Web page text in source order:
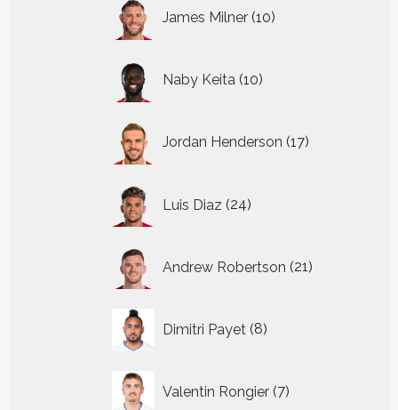
James Milner 10
producten
Naby Keita 10
producten
Jordan Henderson 17
producten
Luis Diaz 24
producten
Andrew Robertson 21
producten
Dimitri Payet 8
producten
Valentin Rongier 7
producten